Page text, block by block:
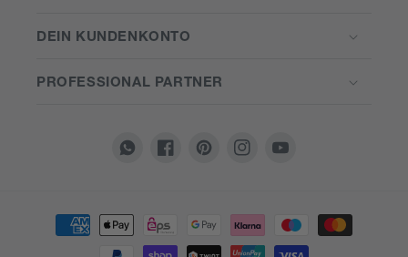
DEIN KUNDENKONTO
PROFESSIONAL PARTNER
TranslationFacebookPinterestInstagramYouTube
Zahlungsmethoden